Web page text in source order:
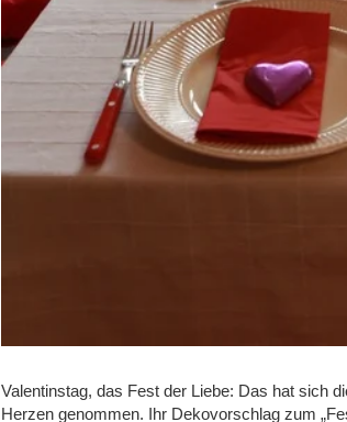
Valentinstag, das Fest der Liebe: Das hat sich
Herzen genommen. Ihr Dekovorschlag zum